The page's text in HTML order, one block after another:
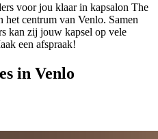
voor jou klaar in kapsalon The
het centrum van Venlo. Samen
kan zij jouw kapsel op vele
een afspraak!
in Venlo